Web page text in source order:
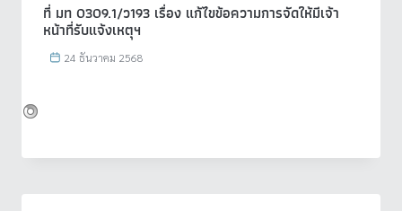
ที่ มท 0309.1/ว193 เรื่อง แก้ไขข้อความการจัดให้มีเจ้า
หน้าที่รับแจ้งเหตุฯ
24 ธันวาคม 2568